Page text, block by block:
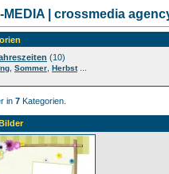
MEDIA | crossmedia
(10)
Sommer Herbst...
in 7 Kategorien.